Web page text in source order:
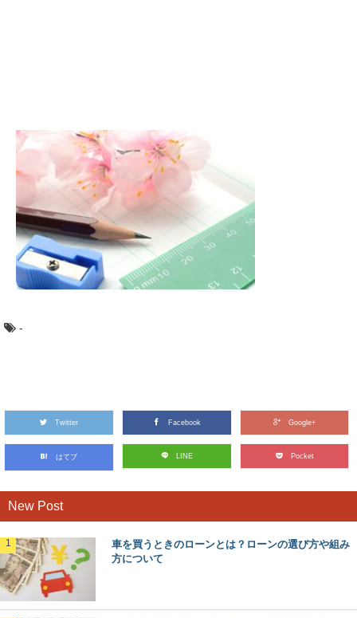
洗面所のドアを開けっ放しにするメリット・
デメリット
洗面所や浴室のドアを開けっ放しにしていますか？意外と
意見は分かれ、それぞれのご家庭のルールがあるよう...
肩こりは姿勢の改善で良くなる？肩こりを改
善する方法！
つらい肩こりで毎日大変な思いをしている人もいますよ
高校生カップルあるある！思わず共感してし
まうこと
夜のBGMでリラックスしたい！そんな時にお
すすめの音楽
-
Twitter Facebook Google+
はてブ LINE Pocket
New Post
車を買うときのローンとは？ローンの選び方や組み
方について